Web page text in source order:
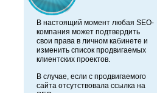
В настоящий момент любая SEO-
компания может подтвердить
свои права в личном кабинете и
изменить список продвигаемых
клиентских проектов.
В случае, если с продвигаемого
сайта отсутствовала ссылка на